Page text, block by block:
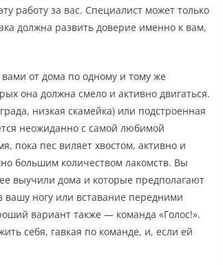
работу за вас. Специалист может только
должна развить доверие именно к вам,
вами от дома по одному и тому же
она должна смело и активно двигаться.
низкая скамейка) или подстроенная
неожиданно с самой любимой
пока пес виляет хвостом, активно и
большим количеством лакомств. Вы
выучили дома и которые предполагают
ногу или вставание передними
вариант также — команда «Голос!».
себя, гавкая по команде, и, если ей